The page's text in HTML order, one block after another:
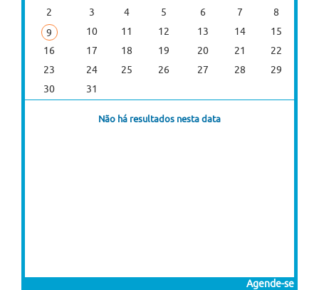
2
3 4 5 6 7
8
9
10 11 12 13 14
15
16
17 18 19 20 21
22
23
24 25 26 27 28
29
30
31
Não há resultados nesta data
Agende-se